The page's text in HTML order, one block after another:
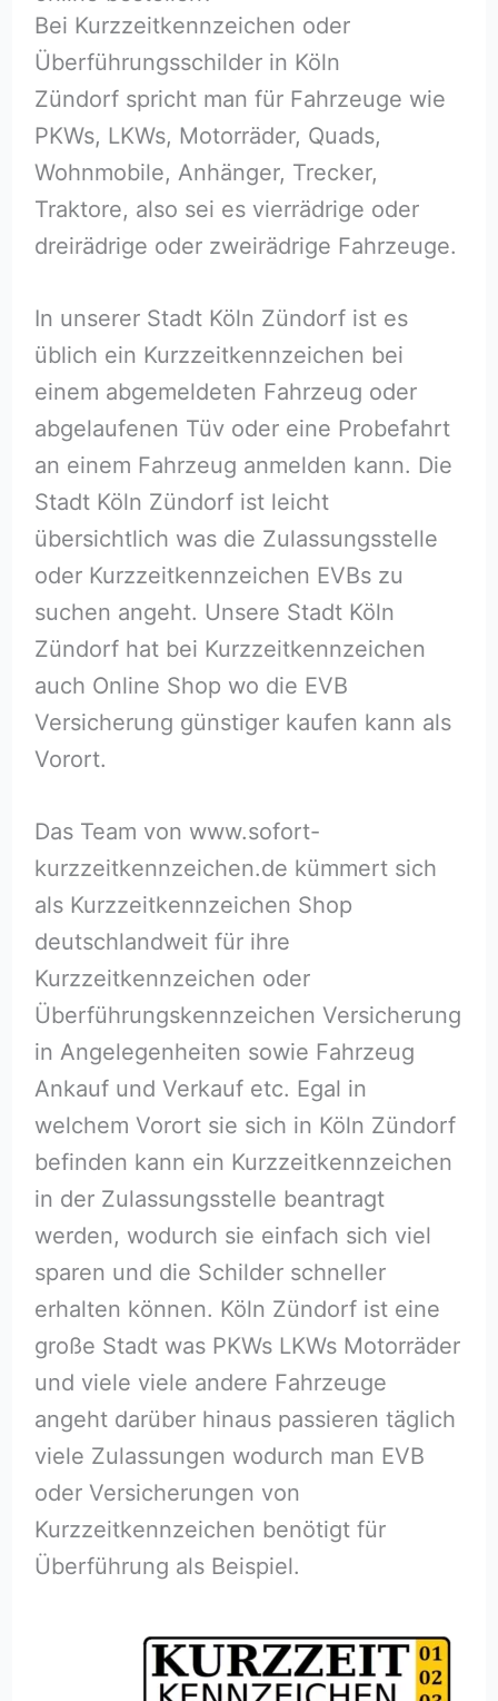
Bei Kurzzeitkennzeichen oder
Überführungsschilder in Köln
Zündorf spricht man für Fahrzeuge wie
PKWs, LKWs, Motorräder, Quads,
Wohnmobile, Anhänger, Trecker,
Traktore, also sei es vierrädrige oder
dreirädrige oder zweirädrige Fahrzeuge.
In unserer Stadt Köln Zündorf ist es
üblich ein Kurzzeitkennzeichen bei
einem abgemeldeten Fahrzeug oder
abgelaufenen Tüv oder eine Probefahrt
an einem Fahrzeug anmelden kann. Die
Stadt Köln Zündorf ist leicht
übersichtlich was die Zulassungsstelle
oder Kurzzeitkennzeichen EVBs zu
suchen angeht. Unsere Stadt Köln
Zündorf hat bei Kurzzeitkennzeichen
auch Online Shop wo die EVB
Versicherung günstiger kaufen kann als
Vorort.
Das Team von www.sofort-
kurzzeitkennzeichen.de kümmert sich
als Kurzzeitkennzeichen Shop
deutschlandweit für ihre
Kurzzeitkennzeichen oder
Überführungskennzeichen Versicherung
in Angelegenheiten sowie Fahrzeug
Ankauf und Verkauf etc. Egal in
welchem Vorort sie sich in Köln Zündorf
befinden kann ein Kurzzeitkennzeichen
in der Zulassungsstelle beantragt
werden, wodurch sie einfach sich viel
sparen und die Schilder schneller
erhalten können. Köln Zündorf ist eine
große Stadt was PKWs LKWs Motorräder
und viele viele andere Fahrzeuge
angeht darüber hinaus passieren täglich
viele Zulassungen wodurch man EVB
oder Versicherungen von
Kurzzeitkennzeichen benötigt für
Überführung als Beispiel.